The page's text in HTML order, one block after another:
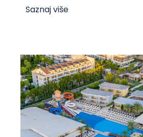
Saznaj više